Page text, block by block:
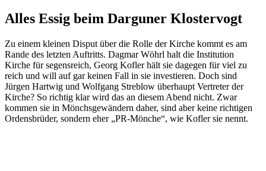
Alles Essig beim Darguner Klostervogt
Zu einem kleinen Disput über die Rolle der Kirche kommt es am
Rande des letzten Auftritts. Dagmar Wöhrl halt die Institution
Kirche für segensreich, Georg Kofler hält sie dagegen für viel zu
reich und will auf gar keinen Fall in sie investieren. Doch sind
Jürgen Hartwig und Wolfgang Streblow überhaupt Vertreter der
Kirche? So richtig klar wird das an diesem Abend nicht. Zwar
kommen sie in Mönchsgewändern daher, sind aber keine richtigen
Ordensbrüder, sondern eher „PR-Mönche“, wie Kofler sie nennt.